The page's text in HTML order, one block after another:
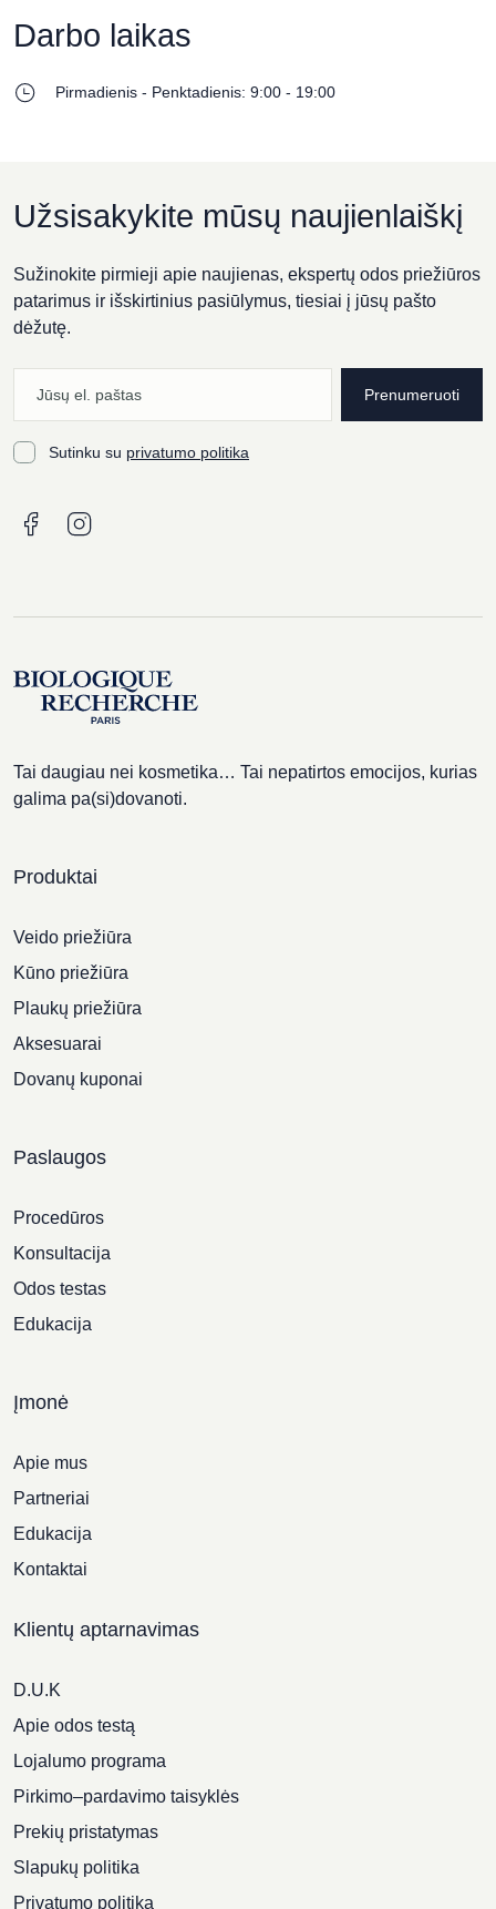
Darbo laikas
Pirmadienis - Penktadienis: 9:00 - 19:00
Užsisakykite mūsų naujienlaiškį
Sužinokite pirmieji apie naujienas, ekspertų odos priežiūros
patarimus ir išskirtinius pasiūlymus, tiesiai į jūsų pašto
dėžutę.
Prenumeruoti
Sutinku su privatumo politika
Tai daugiau nei kosmetika… Tai nepatirtos emocijos, kurias
galima pa(si)dovanoti.
Produktai
Veido priežiūra
Kūno priežiūra
Plaukų priežiūra
Aksesuarai
Dovanų kuponai
Paslaugos
Procedūros
Konsultacija
Odos testas
Edukacija
Įmonė
Apie mus
Partneriai
Edukacija
Kontaktai
Klientų aptarnavimas
D.U.K
Apie odos testą
Lojalumo programa
Pirkimo–pardavimo taisyklės
Prekių pristatymas
Slapukų politika
Privatumo politika